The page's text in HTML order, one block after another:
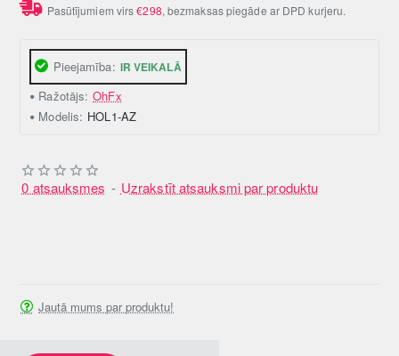
Pieejamība: IR VEIKALĀ
Ražotājs: OhFx
Modelis: HOL1-AZ
0 atsauksmes - Uzrakstīt atsauksmi par produktu
Pasūtījumiem virs€298, bezmaksas piegāde ar DPD kurjeru.
Jautā mums par produktu!